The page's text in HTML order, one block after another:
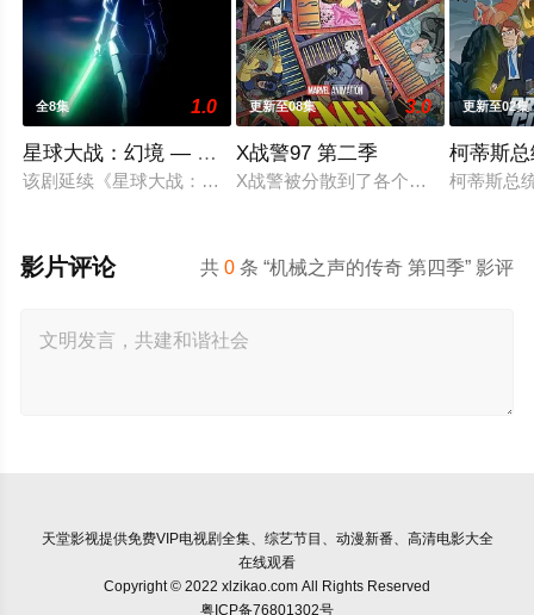
全8集 1.0
星球大战：幻境 — 第九个绝地武士
该剧延续《星球大战：幻境》的世界观，见证绝地武士崭新篇章
更新至08集 3.0
X战警97 第二季
X战警被分散到了各个时间线，从过
更新至02集
柯蒂斯
柯蒂斯总
共0 条 “机械之声的传奇 第四季” 影评
影片评论
天堂影视提供免费VIP电视剧全集、综艺节目、动漫新番、高清电影大全
在线观看
Copyright © 2022 xlzikao.com All Rights Reserved
粤ICP备76801302号